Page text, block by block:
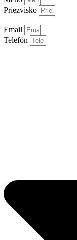
Priezvisko
Email
Telefón